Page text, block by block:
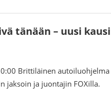
tänään – uusi kausi
Brittiläinen autoiluohjelma
jaksoin ja juontajin FOXilla.